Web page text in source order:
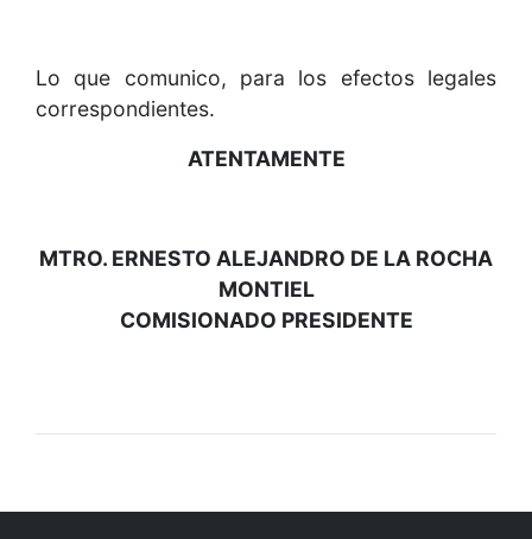
Lo que comunico, para los efectos legales
correspondientes.
ATENTAMENTE
MTRO. ERNESTO ALEJANDRO DE LA ROCHA
MONTIEL
COMISIONADO PRESIDENTE